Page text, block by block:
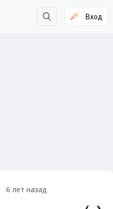
Вход
6 лет назад